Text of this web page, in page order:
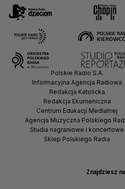
Znajdziesz
Polskie Radio S.A.
Informacyjna Agencja Radiowa
Redakcja Katolicka
Redakcja Ekumeniczna
Centrum Edukacji Medialnej
Agencja Muzyczna Polskiego
Studia nagraniowe i koncertowe
Sklep Polskiego Radia